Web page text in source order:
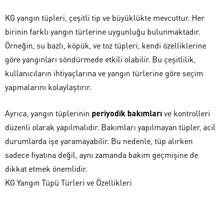
KG yangın tüpleri, çeşitli tip ve büyüklükte mevcuttur. Her
birinin farklı yangın türlerine uygunluğu bulunmaktadır.
Örneğin, su bazlı, köpük, ve toz tüpleri, kendi özelliklerine
göre yangınları söndürmede etkili olabilir. Bu çeşitlilik,
kullanıcıların ihtiyaçlarına ve yangın türlerine göre seçim
yapmalarını kolaylaştırır.
Ayrıca, yangın tüplerinin periyodik bakımlarıve kontrolleri
düzenli olarak yapılmalıdır. Bakımları yapılmayan tüpler, acil
durumlarda işe yaramayabilir. Bu nedenle, tüp alırken
sadece fiyatına değil, aynı zamanda bakım geçmişine de
dikkat etmek önemlidir.
KG Yangın Tüpü Türleri ve Özellikleri